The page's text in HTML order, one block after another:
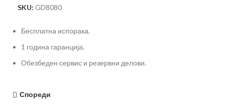
SKU: GD8080
Бесплатна испорака.
1 година гаранција.
Обезбеден сервис и резервни делови.
Спореди